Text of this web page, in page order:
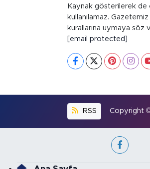
Kaynak gösterilerek de
kullanılamaz.
kurallarına uymaya söz
[email protected]
RSS Copyright ©